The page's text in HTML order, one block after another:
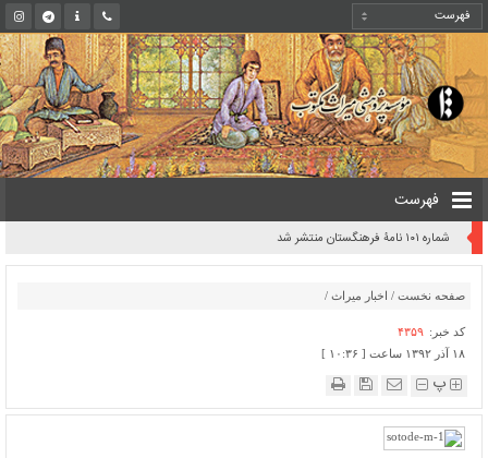
فهرست
شماره ۱۰۱ نامۀ فرهنگستان منتشر شد
صفحه نخست / اخبار میراث /
کد خبر: ۴۳۵۹
۱۸ آذر ۱۳۹۲ ساعت [ ۱۰:۳۶ ]
پ